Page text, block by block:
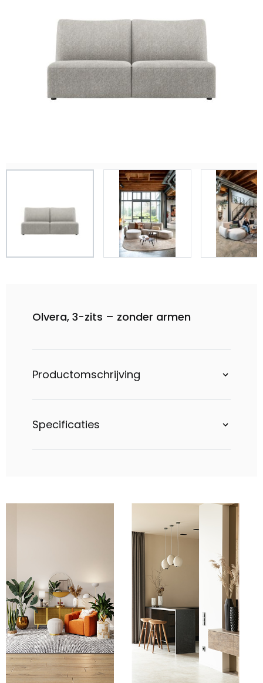
Olvera, 3-zits – zonder armen
Productomschrijving
Specificaties